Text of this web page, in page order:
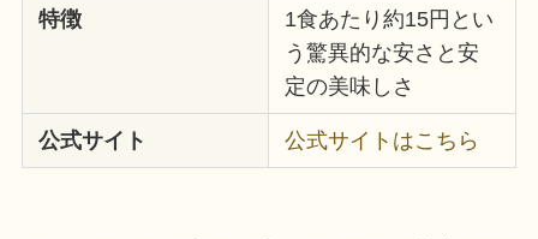
特徴
1食あたり約15円とい
う驚異的な安さと安
定の美味しさ
公式サイト 公式サイトはこちら